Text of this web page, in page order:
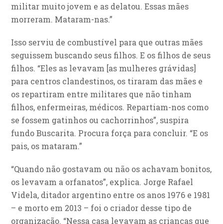
militar muito jovem e as delatou. Essas mães
morreram. Mataram-nas.”
Isso serviu de combustível para que outras mães
seguissem buscando seus filhos. E os filhos de seus
filhos. “Eles as levavam [as mulheres grávidas]
para centros clandestinos, os tiraram das mães e
os repartiram entre militares que não tinham
filhos, enfermeiras, médicos. Repartiam-nos como
se fossem gatinhos ou cachorrinhos”, suspira
fundo Buscarita. Procura força para concluir. “E os
pais, os mataram.”
“Quando não gostavam ou não os achavam bonitos,
os levavam a orfanatos”, explica. Jorge Rafael
Videla, ditador argentino entre os anos 1976 e 1981
– e morto em 2013 – foi o criador desse tipo de
organização. “Nessa casa levavam as crianças que